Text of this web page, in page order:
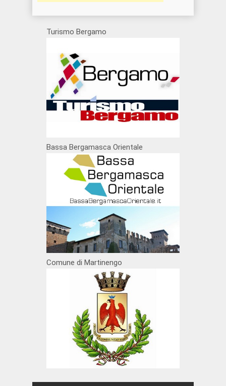
Turismo Bergamo
Bassa Bergamasca Orientale
Comune di Martinengo